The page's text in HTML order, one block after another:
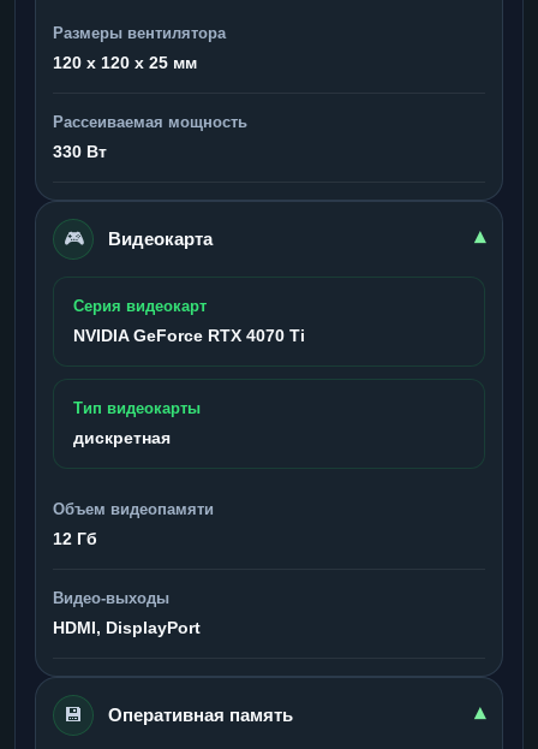
Размеры вентилятора
120 x 120 x 25 мм
Рассеиваемая мощность
330 Вт
🎮 Видеокарта ▾
Серия видеокарт
NVIDIA GeForce RTX 4070 Ti
Тип видеокарты
дискретная
Объем видеопамяти
12 Гб
Видео-выходы
HDMI, DisplayPort
💾 Оперативная память ▾